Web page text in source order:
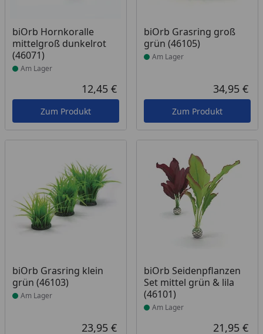
biOrb Hornkoralle
mittelgroß dunkelrot
(46071)
Produkt am Lager
Am Lager
Aktueller Preis
12,45 €
Zum Produkt
biOrb Grasring groß
grün (46105)
Produkt am Lager
Am Lager
34,95 €
Zum Produkt
biOrb Grasring klein
grün (46103)
Produkt am Lager
Am Lager
23,95 €
biOrb Seidenpflanzen
Set mittel grün & lila
(46101)
Produkt am Lager
Am Lager
21,95 €